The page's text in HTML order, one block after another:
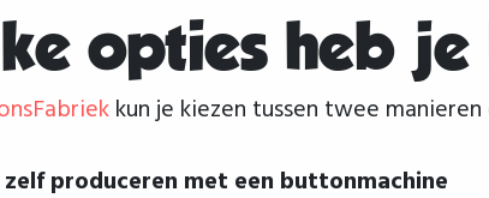
opties heb
kun je kiezen tussen twee
produceren met een buttonmachine